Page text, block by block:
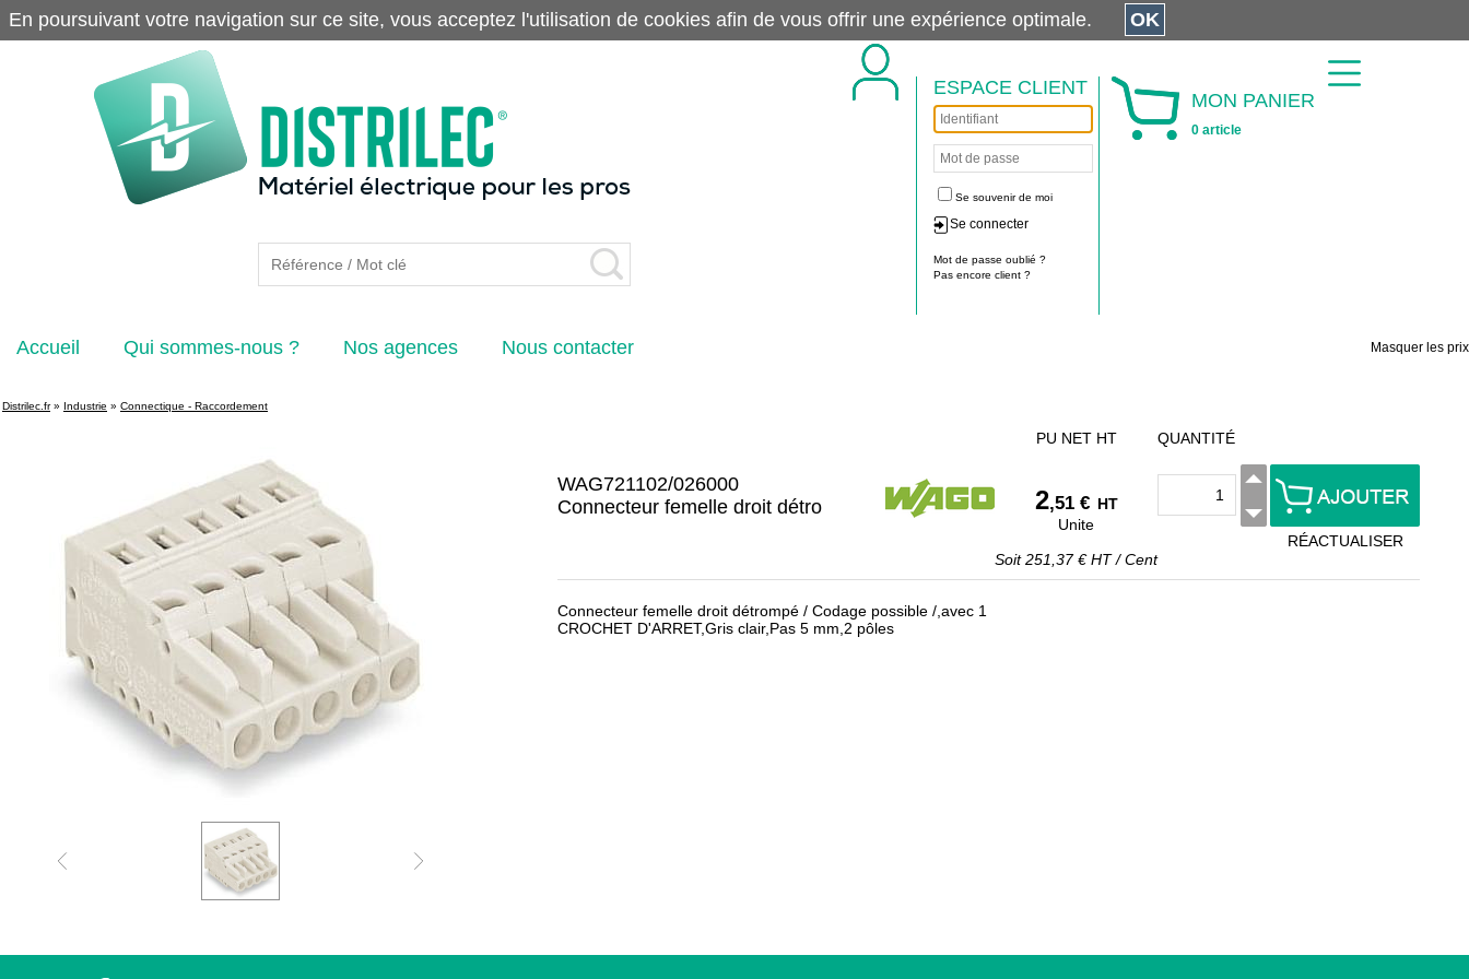
ESPACE CLIENT
Se souvenir de moi
Se connecter
Mot de passe oublié ?
Pas encore client ?
MON PANIER
0 article
Accueil Qui sommes-nous ? Nos agences Nous contacter Masquer les prix
Distrilec.fr» Industrie » Connectique - Raccordement
WAG721102/026000
Connecteur femelle droit détro
PU NET HT
2,51 € HT
Unite
Soit251,37 € HT/Cent
QUANTITÉ
RÉACTUALISER
Connecteur femelle droit détrompé / Codage possible /,avec 1
CROCHET D'ARRET,Gris clair,Pas 5 mm,2 pôles
En poursuivant votre navigation sur ce site, vous acceptez l'utilisation de cookies afin de vous offrir une expérience optimale. OK